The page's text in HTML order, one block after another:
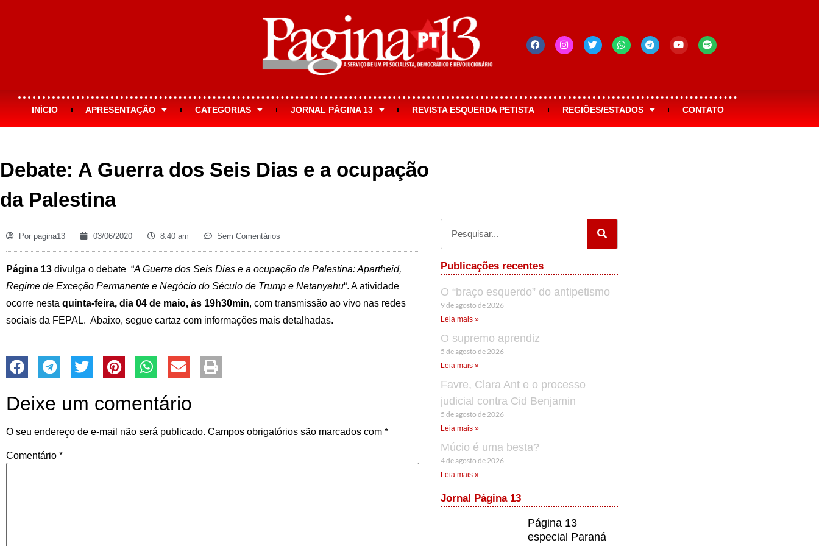
INÍCIO APRESENTAÇÃO CATEGORIAS JORNAL PÁGINA 13 REVISTA ESQUERDA PETISTA REGIÕES/ESTADOS CONTATO
Debate: A Guerra dos Seis Dias e a ocupação
da Palestina
Por pagina13 03/06/2020 8:40 am Sem Comentários
Página 13 divulga o debate “A Guerra dos Seis Dias e a ocupação da Palestina: Apartheid,
Regime de Exceção Permanente e Negócio do Século de Trump e Netanyahu“. A atividade
ocorre nesta quinta-feira, dia 04 de maio, às 19h30min, com transmissão ao vivo nas redes
sociais da FEPAL. Abaixo, segue cartaz com informações mais detalhadas.
Deixe um comentário
O seu endereço de e-mail não será publicado. Campos obrigatórios são marcados com *
Comentário *
Publicações recentes
O “braço esquerdo” do antipetismo
9 de agosto de 2026
Leia mais »
O supremo aprendiz
5 de agosto de 2026
Leia mais »
Favre, Clara Ant e o processo
judicial contra Cid Benjamin
5 de agosto de 2026
Leia mais »
Múcio é uma besta?
4 de agosto de 2026
Leia mais »
Jornal Página 13
Página 13
especial Paraná